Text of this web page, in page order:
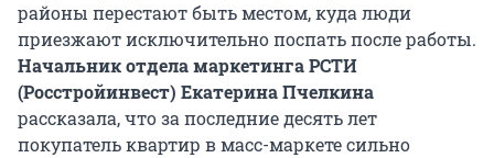
районы перестают быть местом, куда люди
приезжают исключительно поспать после работы.
Начальник отдела маркетинга РСТИ
(Росстройинвест) Екатерина Пчелкина
рассказала, что за последние десять лет
покупатель квартир в масс-маркете сильно